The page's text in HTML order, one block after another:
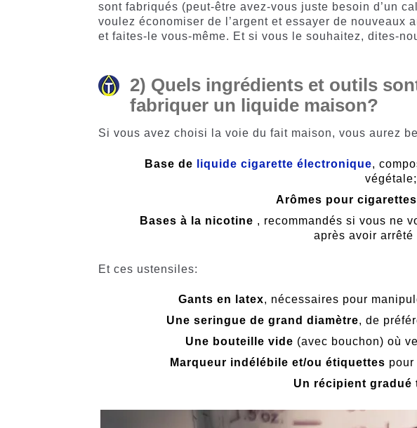
sont fabriqués (peut-être avez-vous juste besoin d’un
voulez économiser de l’argent et essayer de nouveaux
et faites-le vous-même. Et si vous le souhaitez, dites-
2) Quels ingrédients et outils
fabriquer un liquide maison?
Si vous avez choisi la voie du fait maison, vous aurez
Base de liquide cigarette électronique,
végétale;
Arômes pour
Bases à la nicotine , recommandés si vous ne
après avoir arrêté
Et ces ustensiles:
Gants en latex, nécessaires pour
Une seringue de grand diamètre, de
Une bouteille vide (avec bouchon) où
Marqueur indélébile et/ou étiquettes
Un récipient gradué